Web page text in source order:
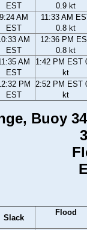
EST
0.9 kt
9:24 AM
EST
11:33 AM
0.8 kt
AM
EST
12:36 PM
0.8 kt
AM
EST
1:42 PM EST
kt
PM
EST
2:52 PM EST
kt
Buoy
Slack
Flood